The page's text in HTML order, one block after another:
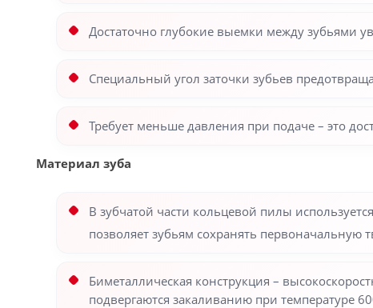
Достаточно глубокие выемки между зубьями
Специальный угол заточки зубьев
Требует меньше давления при подаче – это
Материал зуба
В зубчатой части кольцевой пилы
позволяет зубьям сохранять первоначальную
Биметаллическая конструкция –
подвергаются закаливанию при температуре